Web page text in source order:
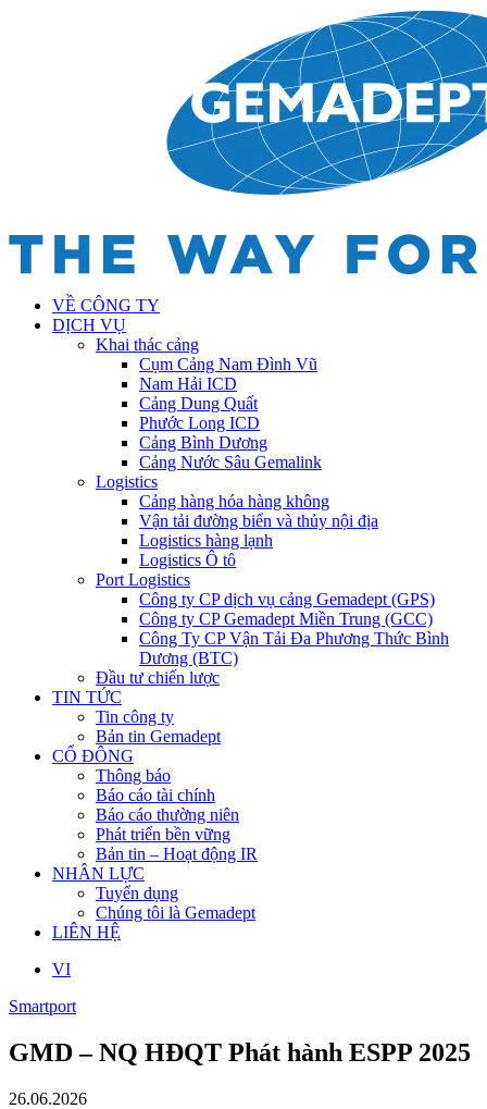
VỀ CÔNG TY
DỊCH VỤ
Khai thác cảng
Cụm Cảng Nam Đình Vũ
Nam Hải ICD
Cảng Dung Quất
Phước Long ICD
Cảng Bình Dương
Cảng Nước Sâu Gemalink
Logistics
Cảng hàng hóa hàng không
Vận tải đường biển và thủy nội địa
Logistics hàng lạnh
Logistics Ô tô
Port Logistics
Công ty CP dịch vụ cảng Gemadept (GPS)
Công ty CP Gemadept Miền Trung (GCC)
Công Ty CP Vận Tải Đa Phương Thức Bình
Dương (BTC)
Đầu tư chiến lược
TIN TỨC
Tin công ty
Bản tin Gemadept
CỔ ĐÔNG
Thông báo
Báo cáo tài chính
Báo cáo thường niên
Phát triển bền vững
Bản tin – Hoạt động IR
NHÂN LỰC
Tuyển dụng
Chúng tôi là Gemadept
LIÊN HỆ
VI
Smartport
GMD – NQ HĐQT Phát hành ESPP 2025
26.06.2026